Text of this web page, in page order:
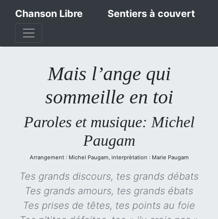
Chanson Libre Sentiers à couvert
Mais l’ange qui
sommeille en toi
Paroles et musique: Michel
Paugam
Arrangement : Michel Paugam, interprètation : Marie Paugam
Tes grands discours, tes grands débats
Tes grands amours, tes grands ébats
Tes prises de têtes, tes points au foie